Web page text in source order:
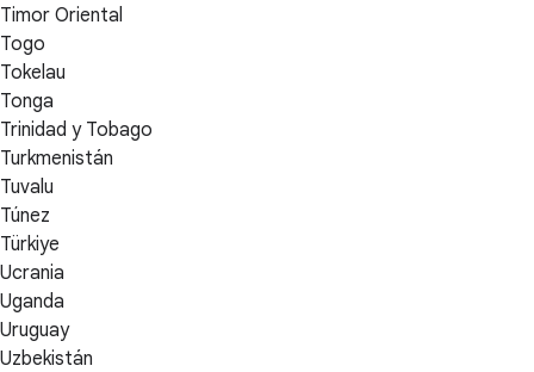
Timor Oriental
Togo
Tokelau
Tonga
Trinidad y Tobago
Turkmenistán
Tuvalu
Túnez
Türkiye
Ucrania
Uganda
Uruguay
Uzbekistán